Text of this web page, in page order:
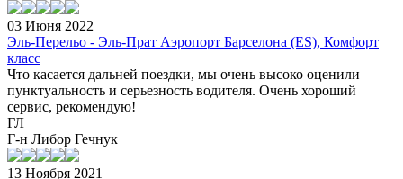
03 Июня 2022
Эль-Перельо - Эль-Прат Аэропорт Барселона (ES), Комфорт
класс
Что касается дальней поездки, мы очень высоко оценили
пунктуальность и серьезность водителя. Очень хороший
сервис, рекомендую!
ГЛ
Г-н Либор Гечнук
13 Ноября 2021